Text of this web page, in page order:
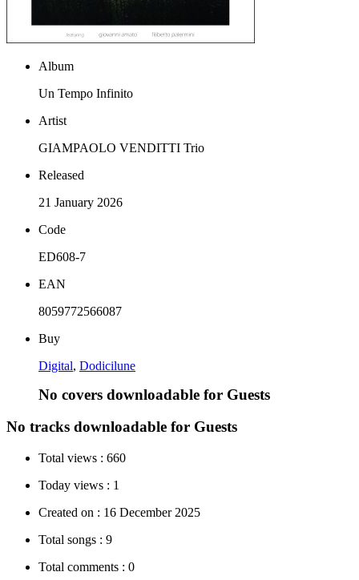
Album
Un Tempo Infinito
Artist
GIAMPAOLO VENDITTI Trio
Released
21 January 2026
Code
ED608-7
EAN
8059772566087
Buy
Digital, Dodicilune
No covers downloadable for Guests
No tracks downloadable for Guests
Total views : 660
Today views : 1
Created on : 16 December 2025
Total songs : 9
Total comments : 0